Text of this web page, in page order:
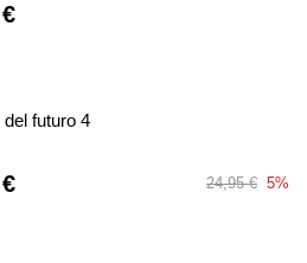
del futuro 4
24,95 € 5%